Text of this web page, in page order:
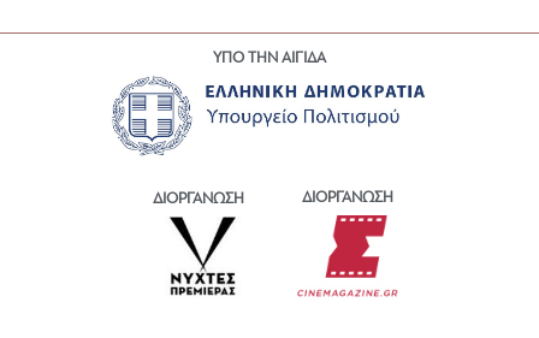
ΥΠΟ ΤΗΝ ΑΙΓΙΔΑ
ΔΙΟΡΓΑΝΩΣΗ ΔΙΟΡΓΑΝΩΣΗ